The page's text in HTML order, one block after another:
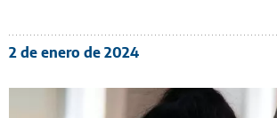
2 de enero de 2024